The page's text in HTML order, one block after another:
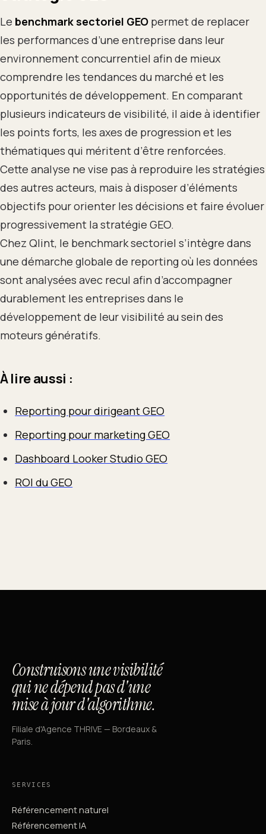
Le benchmark sectoriel GEO permet de replacer
les performances d’une entreprise dans leur
environnement concurrentiel afin de mieux
comprendre les tendances du marché et les
opportunités de développement. En comparant
plusieurs indicateurs de visibilité, il aide à identifier
les points forts, les axes de progression et les
thématiques qui méritent d’être renforcées.
Cette analyse ne vise pas à reproduire les stratégies
des autres acteurs, mais à disposer d’éléments
objectifs pour orienter les décisions et faire évoluer
progressivement la stratégie GEO.
Chez Qlint, le benchmark sectoriel s’intègre dans
une démarche globale de reporting où les données
sont analysées avec recul afin d’accompagner
durablement les entreprises dans le
développement de leur visibilité au sein des
moteurs génératifs.
À lire aussi :
Reporting pour dirigeant GEO
Reporting pour marketing GEO
Dashboard Looker Studio GEO
ROI du GEO
Construisons une visibilité
qui ne dépend pas d'une
mise à jour d'algorithme.
Filiale d'Agence THRIVE — Bordeaux &
Paris.
SERVICES
Référencement naturel
Référencement IA